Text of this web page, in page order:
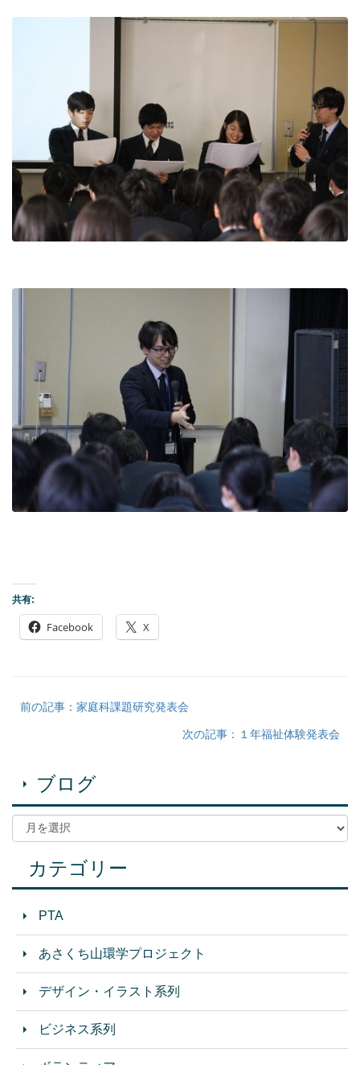
共有:
Facebook X
前の記事：家庭科課題研究発表会
次の記事：１年福祉体験発表会
ブログ
カテゴリー
PTA
あさくち山環学プロジェクト
デザイン・イラスト系列
ビジネス系列